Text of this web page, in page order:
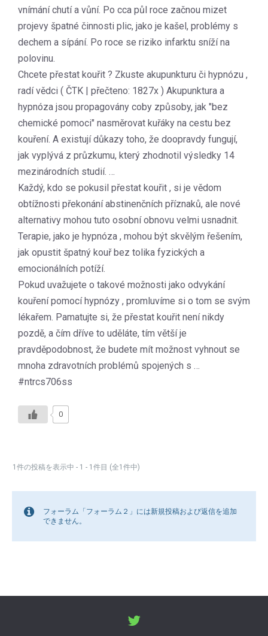
vnímání chutí a vůní. Po cca půl roce začnou mizet
projevy špatné činnosti plic, jako je kašel, problémy s
dechem a sípání. Po roce se riziko infarktu sníží na
polovinu.
Chcete přestat kouřit ? Zkuste akupunkturu či hypnózu ,
radí vědci ( ČTK | přečteno: 1827x ) Akupunktura a
hypnóza jsou propagovány coby způsoby, jak "bez
chemické pomoci" nasměrovat kuřáky na cestu bez
kouření. A existují důkazy toho, že doopravdy fungují,
jak vyplývá z průzkumu, který zhodnotil výsledky 14
mezinárodních studií. …
Každý, kdo se pokusil přestat kouřit , si je vědom
obtížnosti překonání abstinenčních příznaků, ale nové
alternativy mohou tuto osobní obnovu velmi usnadnit.
Terapie, jako je hypnóza , mohou být skvělým řešením,
jak opustit špatný kouř bez tolika fyzických a
emocionálních potíží.
Pokud uvažujete o takové možnosti jako odvykání
kouření pomocí hypnózy , promluvíme si o tom se svým
lékařem. Pamatujte si, že přestat kouřit není nikdy
pozdě, a čím dříve to uděláte, tím větší je
pravděpodobnost, že budete mít možnost vyhnout se
mnoha zdravotních problémů spojených s …
#ntrcs706ss
0
1件の投稿を表示中 - 1 - 1件目 (全1件中)
フォーラム「フォーラム２」には新規投稿および返信を追加
できません。